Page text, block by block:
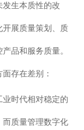
生本质性的改
开展质量策划、质
品和服务质量。
存在差别：
业时代相对稳定的
而质量管理数字化